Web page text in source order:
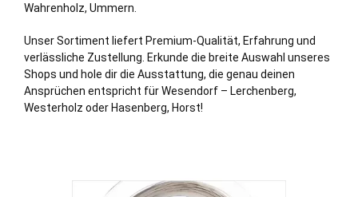
Wahrenholz, Ummern
Unser Sortiment liefert Premium-Qualität, Erfahrung und
verlässliche Zustellung. Erkunde die breite Auswahl unseres
Shops und hole dir die Ausstattung, die genau deinen
Ansprüchen entspricht für Wesendorf – Lerchenberg,
Westerholz oder Hasenberg, Horst!